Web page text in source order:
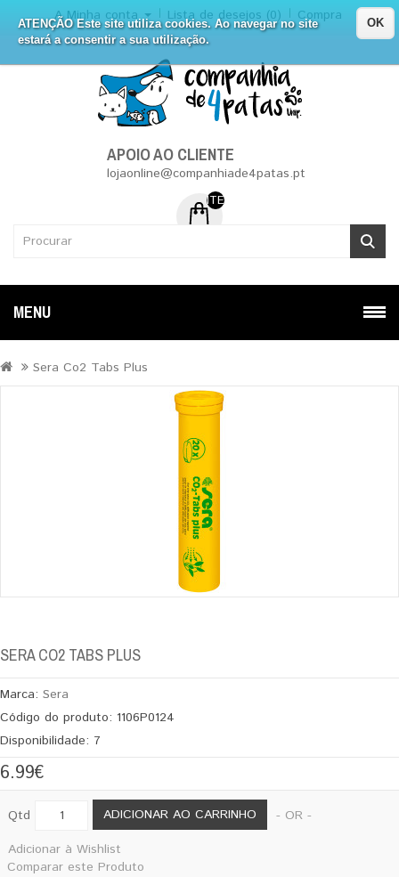
ATENÇÃO Este site utiliza cookies. Ao navegar no site
estará a consentir a sua utilização.
OK
A Minha conta Lista de desejos (0) Compra
APOIO AO CLIENTE
lojaonline@companhiade4patas.pt
ITEM (NS) DE 0 - 0.00€
MENU
Sera Co2 Tabs Plus
SERA CO2 TABS PLUS
Marca: Sera
Código do produto: 1106P0124
Disponibilidade: 7
6.99€
Qtd ADICIONAR AO CARRINHO
- OR -
Adicionar à Wishlist
Comparar este Produto